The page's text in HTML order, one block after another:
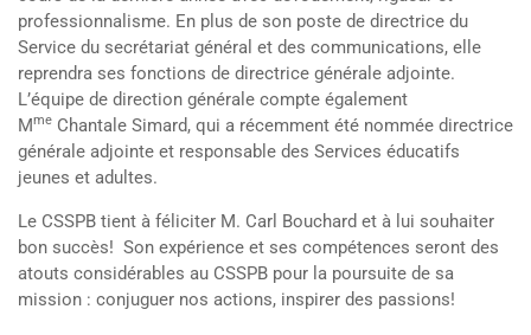
professionnalisme. En plus de son poste de directrice du
Service du secrétariat général et des communications, elle
reprendra ses fonctions de directrice générale adjointe.
L’équipe de direction générale compte également
Mme Chantale Simard, qui a récemment été nommée directrice
générale adjointe et responsable des Services éducatifs
jeunes et adultes.
Le CSSPB tient à féliciter M. Carl Bouchard et à lui souhaiter
bon succès! Son expérience et ses compétences seront des
atouts considérables au CSSPB pour la poursuite de sa
mission : conjuguer nos actions, inspirer des passions!